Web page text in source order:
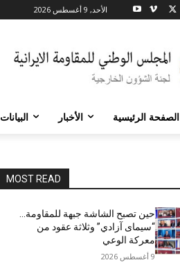
الأحد, 9 أغسطس 2026
الصفحة الرئيسية الأخبار البيانات
MOST READ
حين تصبح الشاشة جبهة للمقاومة…
“سيمای آزادي” وثلاثة عقود من
معركة الوعي
9 أغسطس 2026